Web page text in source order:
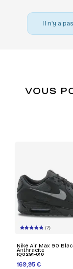
Il n'y a
VOUS
(2)
Nike Air Max 90
Anthracite
IQ0291-010
169,95 €